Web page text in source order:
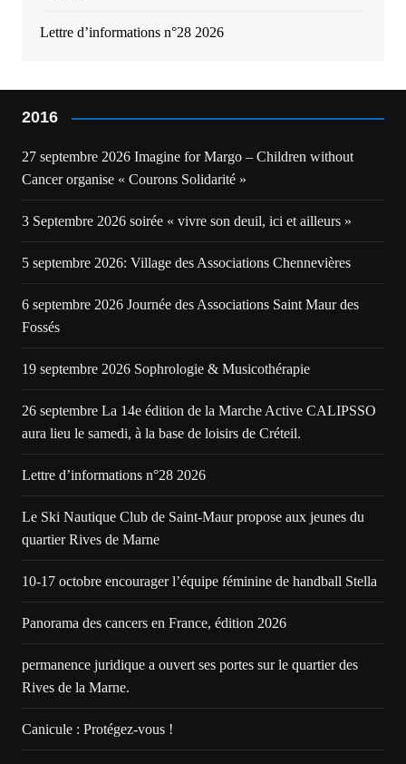
Lettre d’informations n°28 2026
2016
27 septembre 2026 Imagine for Margo – Children without
Cancer organise « Courons Solidarité »
3 Septembre 2026 soirée « vivre son deuil, ici et ailleurs »
5 septembre 2026: Village des Associations Chennevières
6 septembre 2026 Journée des Associations Saint Maur des
Fossés
19 septembre 2026 Sophrologie & Musicothérapie
26 septembre La 14e édition de la Marche Active CALIPSSO
aura lieu le samedi, à la base de loisirs de Créteil.
Lettre d’informations n°28 2026
Le Ski Nautique Club de Saint-Maur propose aux jeunes du
quartier Rives de Marne
10-17 octobre encourager l’équipe féminine de handball Stella
Panorama des cancers en France, édition 2026
permanence juridique a ouvert ses portes sur le quartier des
Rives de la Marne.
Canicule : Protégez-vous !